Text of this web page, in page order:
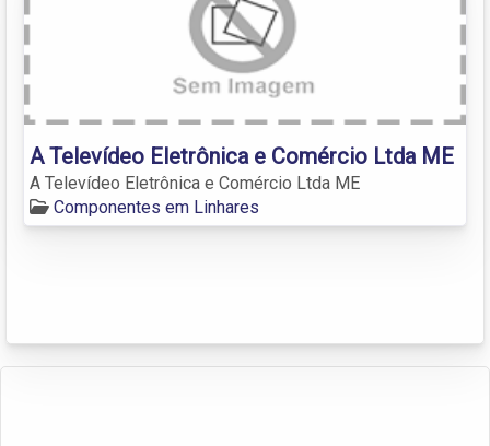
A Televídeo Eletrônica e Comércio Ltda ME
A Televídeo Eletrônica e Comércio Ltda ME
Componentes em Linhares